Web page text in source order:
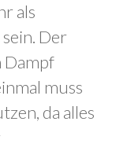
als
Der
Dampf
muss
da alles